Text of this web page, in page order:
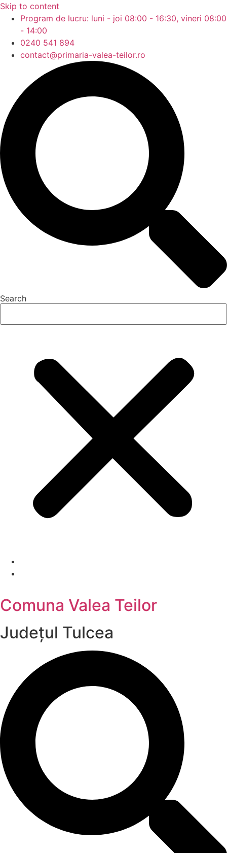
Skip to content
Program de lucru: luni - joi 08:00 - 16:30, vineri 08:00
- 14:00
0240 541 894
contact@primaria-valea-teilor.ro
Search
Comuna Valea Teilor
Județul Tulcea